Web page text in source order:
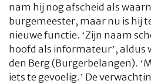
nam hij nog afscheid als
burgemeester, maar nu is hij
nieuwe functie. ‘Zijn naam
hoofd als informateur’, aldus
den Berg (Burgerbelangen).
iets te gevoelig.’ De